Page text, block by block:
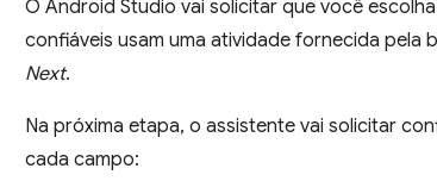
O Android Studio vai solicitar que você
confiáveis usam uma atividade fornecida pela
Next.
Na próxima etapa, o assistente vai solicitar
cada campo: